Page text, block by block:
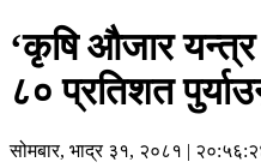
‘कृषि औजार
८० प्रतिशत
सोमबार, भाद्र ३१, २०८१ |